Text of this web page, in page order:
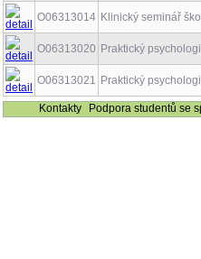
O06313014 Klinický seminář
O06313020 Praktický
O06313021 Praktický
Kontakty
Podpora studentů se